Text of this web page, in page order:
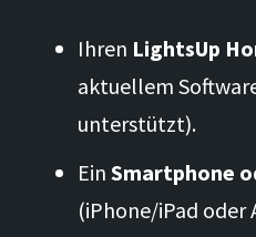
Ihren LightsUp
aktuellem
unterstützt).
Ein Smartphone
(iPhone/iPad oder